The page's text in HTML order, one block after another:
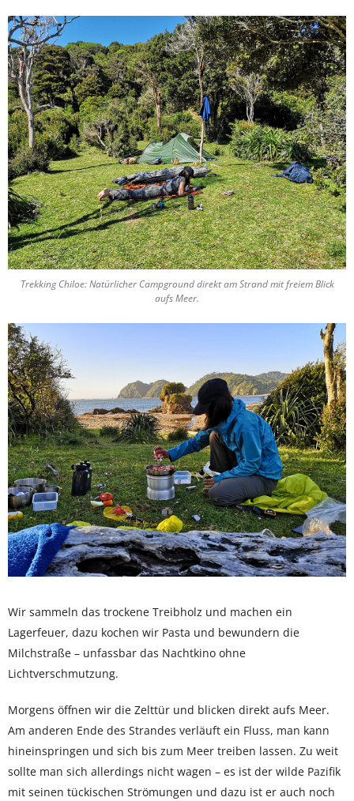
Trekking Chiloe: Natürlicher Campground direkt am Strand mit freiem Blick
aufs Meer.
Wir sammeln das trockene Treibholz und machen ein
Lagerfeuer, dazu kochen wir Pasta und bewundern die
Milchstraße – unfassbar das Nachtkino ohne
Lichtverschmutzung.
Morgens öffnen wir die Zelttür und blicken direkt aufs Meer.
Am anderen Ende des Strandes verläuft ein Fluss, man kann
hineinspringen und sich bis zum Meer treiben lassen. Zu weit
sollte man sich allerdings nicht wagen – es ist der wilde Pazifik
mit seinen tückischen Strömungen und dazu ist er auch noch